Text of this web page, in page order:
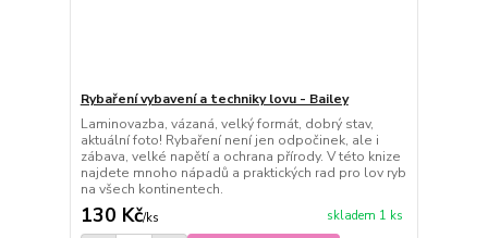
Rybaření vybavení a techniky lovu - Bailey
Laminovazba, vázaná, velký formát, dobrý stav,
aktuální foto! Rybaření není jen odpočinek, ale i
zábava, velké napětí a ochrana přírody. V této knize
najdete mnoho nápadů a praktických rad pro lov ryb
na všech kontinentech.
130 Kč/ks skladem 1 ks